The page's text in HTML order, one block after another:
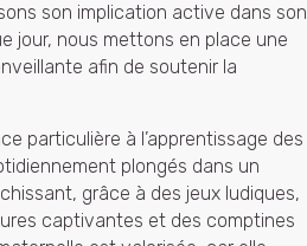
son implication active dans son
jour, nous mettons en place une
afin de soutenir la
particulière à l’apprentissage des
plongés dans un
grâce à des jeux ludiques,
captivantes et des comptines